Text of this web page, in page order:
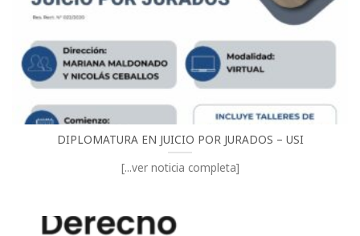
DIPLOMATURA EN JUICIO POR JURADOS – USI
[...ver noticia completa]